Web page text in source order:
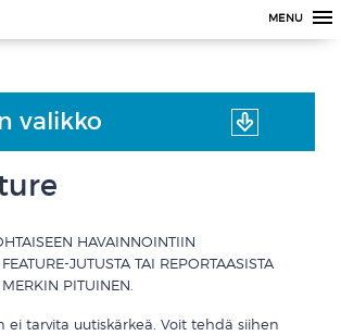
MENU
valikko
HAVAINNOINTIIN
JUTUSTA TAI REPORTAASISTA
PITUINEN.
ei tarvita uutiskärkeä. Voit tehdä siihen